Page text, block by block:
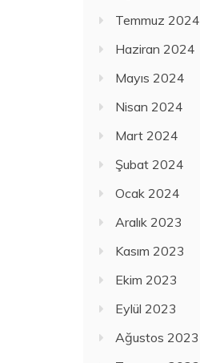
Temmuz 2024
Haziran 2024
Mayıs 2024
Nisan 2024
Mart 2024
Şubat 2024
Ocak 2024
Aralık 2023
Kasım 2023
Ekim 2023
Eylül 2023
Ağustos 2023